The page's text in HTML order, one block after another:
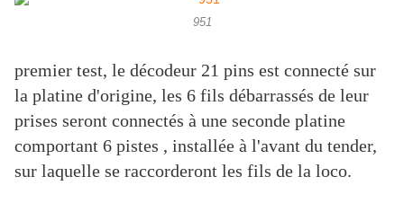
951
premier test, le décodeur 21 pins est connecté sur
la platine d'origine, les 6 fils débarrassés de leur
prises seront connectés à une seconde platine
comportant 6 pistes , installée à l'avant du tender,
sur laquelle se raccorderont les fils de la loco.